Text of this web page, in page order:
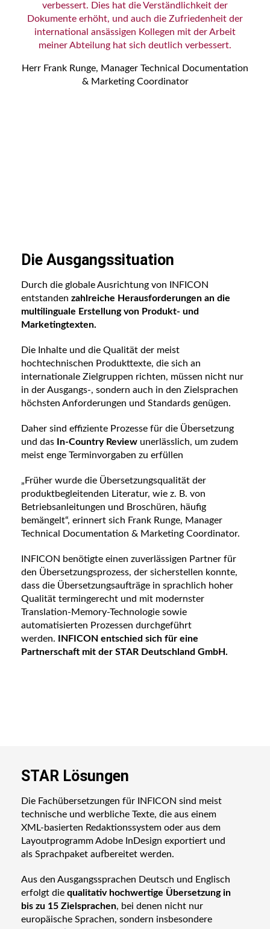
verbessert. Dies hat die Verständlichkeit der
Dokumente erhöht, und auch die Zufriedenheit der
international ansässigen Kollegen mit der Arbeit
meiner Abteilung hat sich deutlich verbessert.
Herr Frank Runge, Manager Technical Documentation
& Marketing Coordinator
Die Ausgangssituation
Durch die globale Ausrichtung von INFICON
entstanden zahlreiche Herausforderungen an die
multilinguale Erstellung von Produkt- und
Marketingtexten.
Die Inhalte und die Qualität der meist
hochtechnischen Produkttexte, die sich an
internationale Zielgruppen richten, müssen nicht nur
in der Ausgangs-, sondern auch in den Zielsprachen
höchsten Anforderungen und Standards genügen.
Daher sind effiziente Prozesse für die Übersetzung
und das
In-Country Review unerlässlich, um zudem
meist enge Terminvorgaben zu erfüllen
„Früher wurde die Übersetzungsqualität der
produktbegleitenden Literatur, wie z. B. von
Betriebsanleitungen und Broschüren, häufig
bemängelt“, erinnert sich Frank Runge, Manager
Technical Documentation & Marketing Coordinator.
INFICON benötigte einen zuverlässigen Partner für
den Übersetzungsprozess, der sicherstellen konnte,
dass die Übersetzungsaufträge in sprachlich hoher
Qualität termingerecht und mit modernster
Translation-Memory-Technologie sowie
automatisierten Prozessen durchgeführt
werden.
INFICON entschied sich für eine
Partnerschaft mit der STAR Deutschland GmbH.
STAR Lösungen
Die Fachübersetzungen für INFICON sind meist
technische und werbliche Texte, die aus einem
XML-basierten Redaktionssystem oder aus dem
Layoutprogramm Adobe InDesign exportiert und
als Sprachpaket aufbereitet werden.
Aus den Ausgangssprachen Deutsch und Englisch
erfolgt die qualitativ hochwertige Übersetzung in
bis zu 15 Zielsprachen, bei denen nicht nur
europäische Sprachen, sondern insbesondere